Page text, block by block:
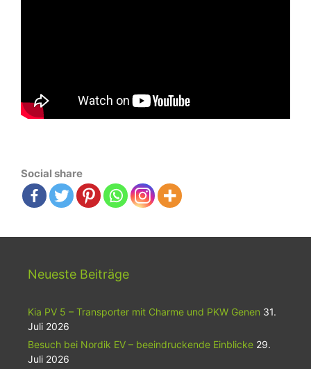
Social share
Neueste Beiträge
Kia PV 5 – Transporter mit Charme und PKW Genen 31.
Juli 2026
Besuch bei Nordik EV – beeindruckende Einblicke 29.
Juli 2026